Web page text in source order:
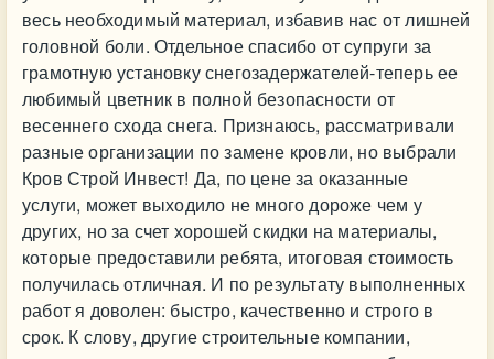
весь необходимый материал, избавив нас от лишней
головной боли. Отдельное спасибо от супруги за
грамотную установку снегозадержателей-теперь ее
любимый цветник в полной безопасности от
весеннего схода снега. Признаюсь, рассматривали
разные организации по замене кровли, но выбрали
Кров Строй Инвест! Да, по цене за оказанные
услуги, может выходило не много дороже чем у
других, но за счет хорошей скидки на материалы,
которые предоставили ребята, итоговая стоимость
получилась отличная. И по результату выполненных
работ я доволен: быстро, качественно и строго в
срок. К слову, другие строительные компании,